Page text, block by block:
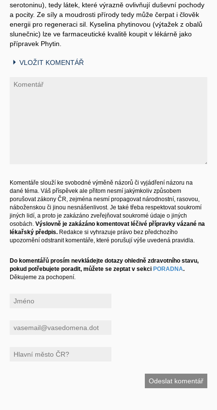
serotoninu), tedy látek, které výrazně ovlivňují duševní pochody
a pocity. Ze síly a moudrosti přírody tedy může čerpat i člověk
energii pro regeneraci sil. Kyselina phytinovou (výtažek z obalů
slunečnic) lze ve farmaceutické kvalitě koupit v lékárně jako
přípravek Phytin.
VLOŽIT KOMENTÁŘ
Komentáře slouží ke svobodné výměně názorů či vyjádření názoru na
dané téma. Váš příspěvek ale přitom nesmí jakýmkoliv způsobem
porušovat zákony ČR, zejména nesmí propagovat národnostní, rasovou,
náboženskou či jinou nesnášenlivost. Je také třeba respektovat soukromí
jiných lidí, a proto je zakázáno zveřejňovat soukromé údaje o jiných
osobách. Výslovně je zakázáno komentovat léčivé přípravky vázané na
lékařský předpis. Redakce si vyhrazuje právo bez předchozího
upozornění odstranit komentáře, které porušují výše uvedená pravidla.
Do komentářů prosím nevkládejte dotazy ohledně zdravotního stavu,
pokud potřebujete poradit, můžete se zeptat v sekci PORADNA.
Děkujeme za pochopení.